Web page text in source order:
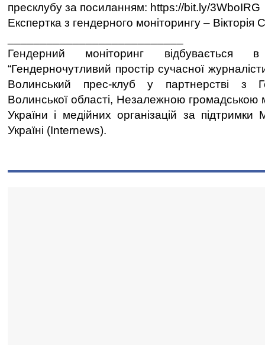
пресклубу за посиланням: https://bit.ly/3WboIRG
Експертка з гендерного моніторингу – Вікторія
Гендерний моніторинг
“Гендерночутливий простір сучасної
Волинський прес-клуб у партнерстві з
Волинської області, Незалежною громадською
України і медійних організацій за підтримки
Україні (Internews).